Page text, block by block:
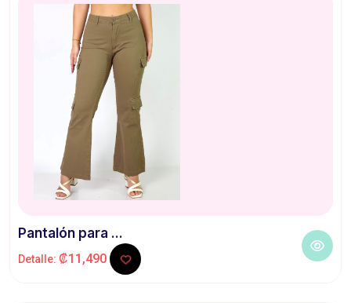
Pantalón para ...
Detalle: ₡11,490